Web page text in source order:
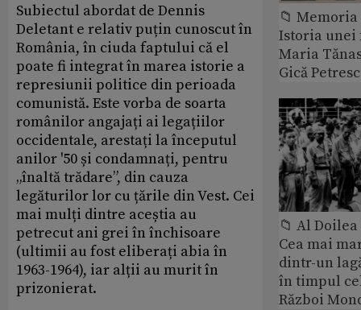
Subiectul abordat de Dennis
Deletant e relativ puțin cunoscut în
România, în ciuda faptului că el
poate fi integrat în marea istorie a
represiunii politice din perioada
comunistă. Este vorba de soarta
românilor angajați ai legațiilor
occidentale, arestați la începutul
anilor '50 și condamnați, pentru
„înaltă trădare”, din cauza
legăturilor lor cu țările din Vest. Cei
mai mulți dintre aceștia au
petrecut ani grei în închisoare
(ultimii au fost eliberați abia în
1963-1964), iar alții au murit în
prizonierat.
📁
Istoria
Maria
Gică
📁 Al
Cea mai
dintr-un
în timpul
Război